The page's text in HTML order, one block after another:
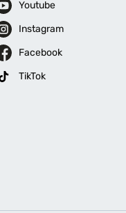
Youtube
Instagram
Facebook
TikTok